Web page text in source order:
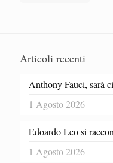
Articoli recenti
Anthony Fauci, sarà
1 Agosto 2026
Edoardo Leo si
1 Agosto 2026